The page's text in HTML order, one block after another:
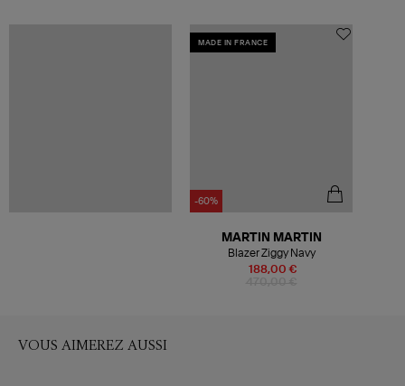
MADE IN FRANCE
-60%
188,00 €
MARTIN MARTIN
Blazer Ziggy Navy
VOUS AIMEREZ AUSSI